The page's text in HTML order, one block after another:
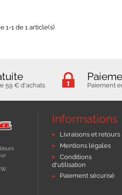
1-1 de 1 article(s)
59 € d'achats Paiement
Informations
Livraisons et retours
Mentions légales
Conditions
d'utilisation
Paiement sécurisé